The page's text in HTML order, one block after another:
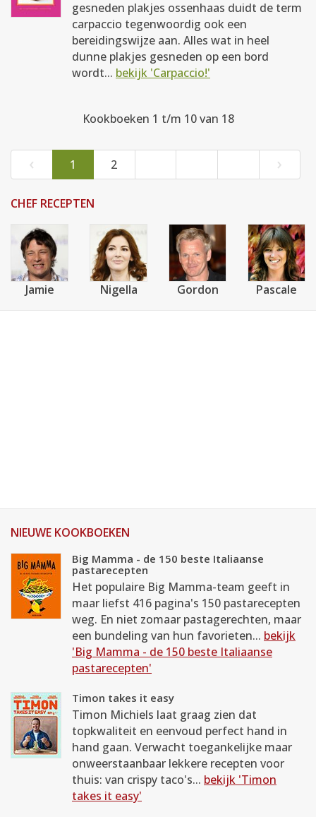
gesneden plakjes ossenhaas duidt de term
carpaccio tegenwoordig ook een
bereidingswijze aan. Alles wat in heel
dunne plakjes gesneden op een bord
wordt... bekijk 'Carpaccio!'
Kookboeken 1 t/m 10 van 18
‹ 1 2 ›
CHEF RECEPTEN
Jamie Nigella Gordon Pascale
NIEUWE KOOKBOEKEN
Big Mamma - de 150 beste Italiaanse
pastarecepten
Het populaire Big Mamma-team geeft in
maar liefst 416 pagina's 150 pastarecepten
weg. En niet zomaar pastagerechten, maar
een bundeling van hun favorieten... bekijk
'Big Mamma - de 150 beste Italiaanse
pastarecepten'
Timon takes it easy
Timon Michiels laat graag zien dat
topkwaliteit en eenvoud perfect hand in
hand gaan. Verwacht toegankelijke maar
onweerstaanbaar lekkere recepten voor
thuis: van crispy taco's... bekijk 'Timon
takes it easy'